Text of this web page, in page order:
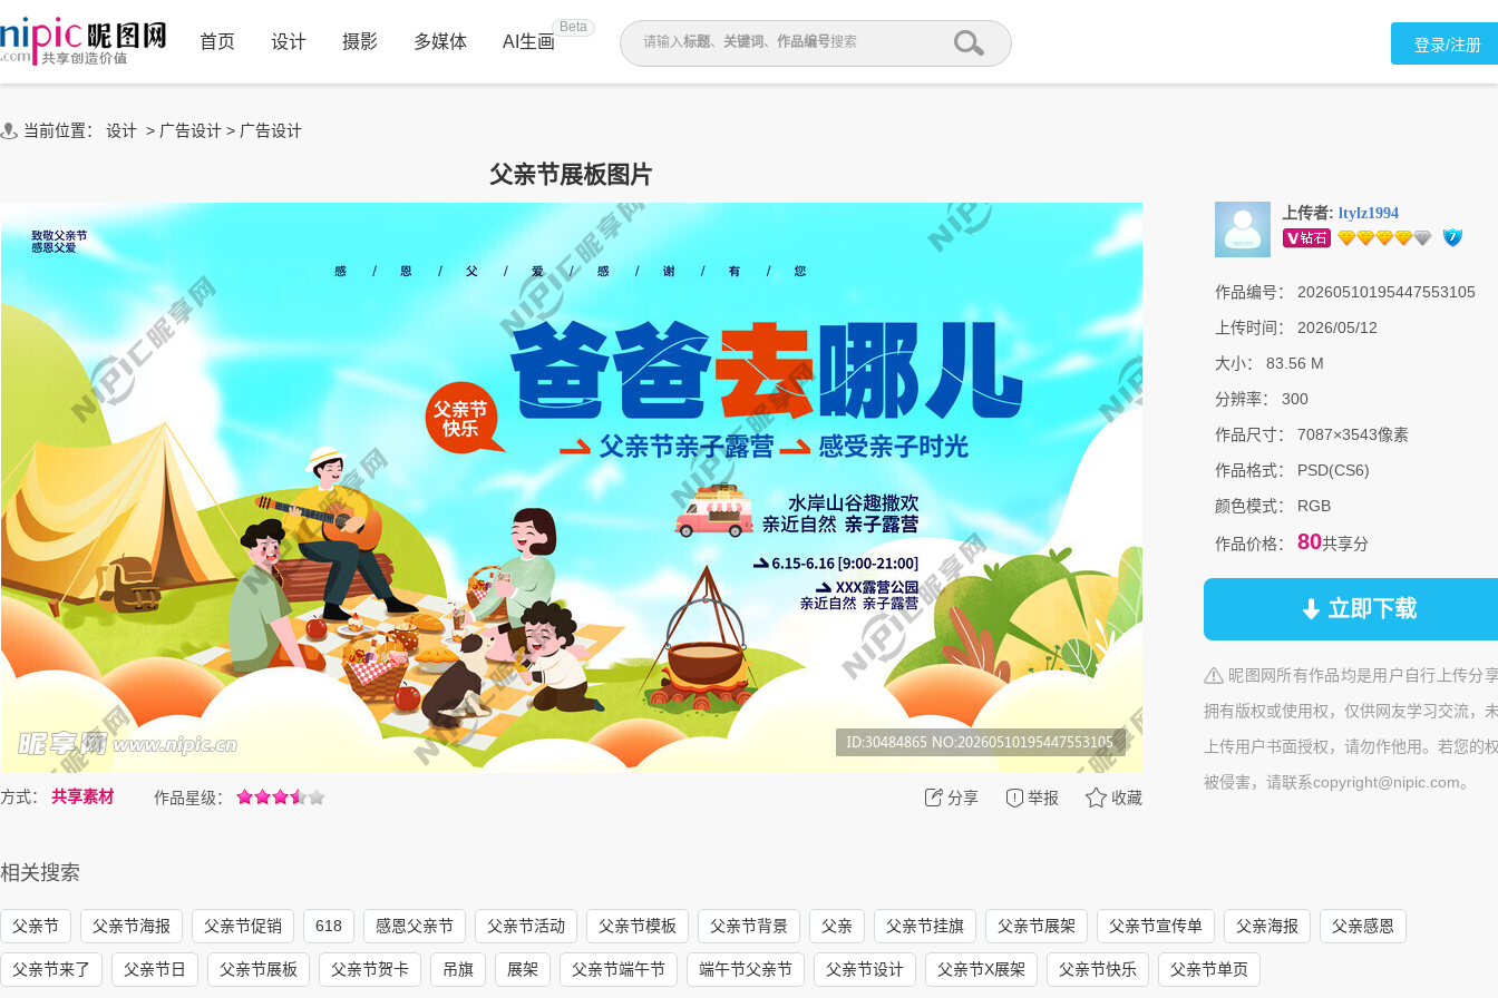
首页 设计 摄影 多媒体 AI生画
Beta
请输入标题、 关键词 、 作品编号搜索 登录/注册
当前位置： 设计 > 广告设计 > 广告设计
父亲节展板图片
分享 举报 收藏
方式： 共享素材 作品星级：
上传者: ltylz1994
作品编号：
20260510195447553105
上传时间：
2026/05/12
大小：
83.56 M
分辨率：
300
作品尺寸：
7087×3543像素
作品格式：
PSD(CS6)
颜色模式：
RGB
作品价格： 80共享分
立即下载
昵图网所有作品均是用户自行上传分
拥有版权或使用权，仅供网友学习交流，
上传用户书面授权，请勿作他用。若您的
被侵害，请联系copyright@nipic.com。
相关搜索
父亲节 父亲节海报 父亲节促销 618 感恩父亲节 父亲节活动 父亲节模板 父亲节背景 父亲 父亲节挂旗 父亲节展架 父亲节宣传单 父亲海报 父亲感恩
父亲节来了 父亲节日 父亲节展板 父亲节贺卡 吊旗 展架 父亲节端午节 端午节父亲节 父亲节设计 父亲节X展架 父亲节快乐 父亲节单页